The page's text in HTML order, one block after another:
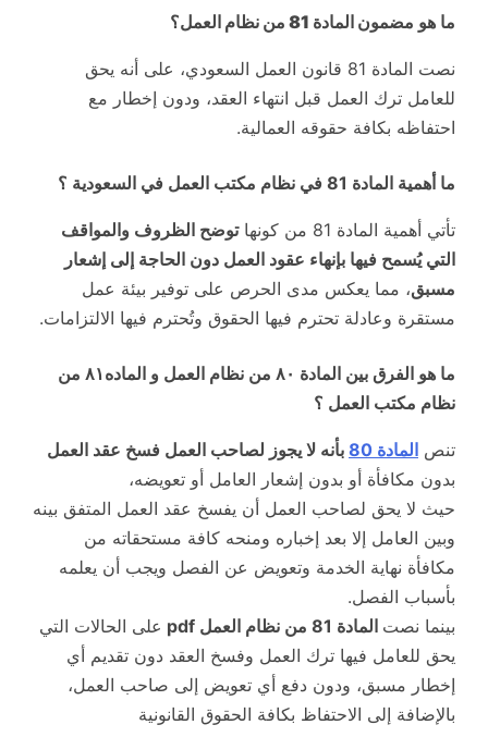
ما هو مضمون المادة 81 من نظام العمل ؟
نصت المادة 81 قانون العمل السعودي، على أنه يحق
للعامل ترك العمل قبل انتهاء العقد، ودون إخطار مع
احتفاظه بكافة حقوقه العمالية.
ما أهمية المادة 81 في نظام مكتب العمل في السعودية ؟
تأتي أهمية المادة 81 من كونها
توضح الظروف والمواقف
التي يُسمح فيها بإنهاء عقود العمل دون الحاجة إلى إشعار
مسبق، مما يعكس مدى الحرص على توفير بيئة عمل
مستقرة وعادلة تحترم فيها الحقوق وتُحترم فيها الالتزامات.
ما هو الفرق بين المادة ٨٠ من نظام العمل و الماده٨١ من
نظام مكتب العمل ؟
تنص المادة 80
بأنه لا يجوز لصاحب العمل فسخ عقد العمل
بدون مكافأة أو بدون إشعار العامل أو تعويضه،
حيث لا يحق لصاحب العمل أن يفسخ عقد العمل المتفق بينه
وبين العامل إلا بعد إخباره ومنحه كافة مستحقاته من
مكافأة نهاية الخدمة وتعويض عن الفصل ويجب أن يعلمه
بأسباب الفصل.
بينما نصت المادة 81 من نظام العمل pdf
على الحالات التي
يحق للعامل فيها ترك العمل وفسخ العقد دون تقديم أي
إخطار مسبق، ودون دفع أي تعويض إلى صاحب العمل،
بالإضافة إلى الاحتفاظ بكافة الحقوق القانونية